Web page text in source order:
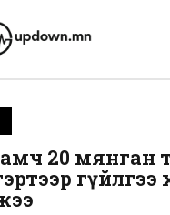
20 мянган